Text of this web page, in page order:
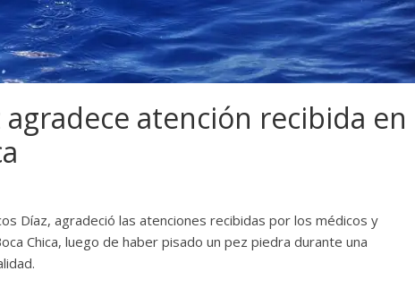
atención recibida en
Díaz, agradeció las atenciones recibidas por los médicos y
Chica, luego de haber pisado un pez piedra durante una